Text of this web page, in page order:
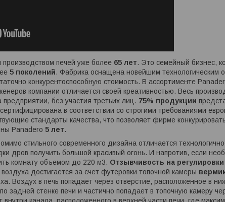
производством печей уже более 65 лет. Это семейный бизнес,
5 поколений. Фабрика оснащена новейшим технологическим
конкурентоспособную стоимость. В ассортименте
компании отличается своей креативностью. Весь
без участия третьих лиц. 75% продукции
сертифицирована в соответствии со строгими требованиями
стандарты качества, что позволяет фирме
Panadero 5 лет.
стильного современного дизайна отличается
дров получить большой красивый огонь. И напротив, если
комнату объемом до 220 м3. Отзывчивость на регулировки
достигается за счет футеровки топочной камеры
Воздух в печь попадает через отверстие, расположенное в
задней стенке печи и частично попадает в топочную камеру